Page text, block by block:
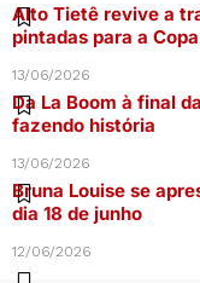
Alto Tietê revive a
pintadas para a Copa
13/06/2026
Da La Boom à final
fazendo história
13/06/2026
Bruna Louise se
dia 18 de junho
12/06/2026